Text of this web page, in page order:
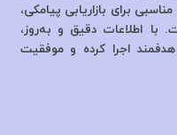
برای بازاریابی پیامکی،
اطلاعات دقیق و به‌روز،
اجرا کرده و موفقیت